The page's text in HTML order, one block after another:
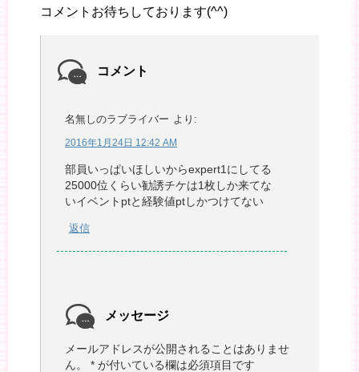
コメントお待ちしております(^^)
コメント
名無しのラブライバー より:
2016年1月24日 12:42 AM
部員いっぱいほしいからexpert1にしてる
25000位くらい勧誘チケは1枚しか来てな
いイベントptと経験値ptしかつけてない
返信
メッセージ
メールアドレスが公開されることはありませ
ん。
* が付いている欄は必須項目です